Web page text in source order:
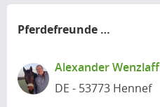
Pferdefreunde
in der Nähe
Alexander Wenzlaff
DE - 53773 Hennef